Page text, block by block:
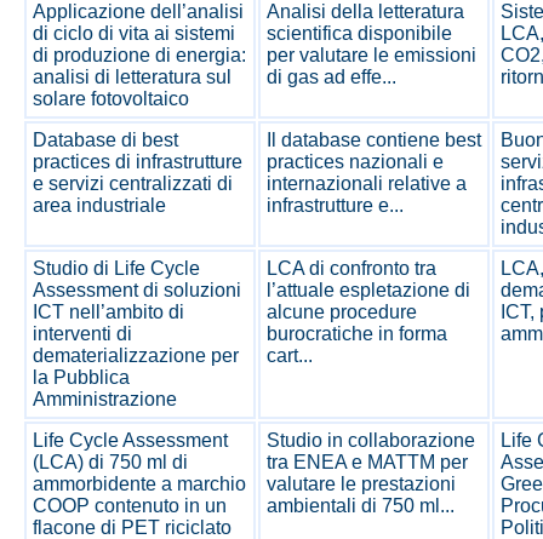
Applicazione dell’analisi
di ciclo di vita ai sistemi
di produzione di energia:
analisi di letteratura sul
solare fotovoltaico
Analisi della letteratura
scientifica disponibile
per valutare le emissioni
di gas ad effe...
Database di best
practices di infrastrutture
e servizi centralizzati di
area industriale
Il database contiene best
practices nazionali e
internazionali relative a
infrastrutture e...
Studio di Life Cycle
Assessment di soluzioni
ICT nell’ambito di
interventi di
dematerializzazione per
la Pubblica
Amministrazione
LCA di confronto tra
l’attuale espletazione di
alcune procedure
burocratiche in forma
cart...
LCA,
Life Cycle Assessment
(LCA) di 750 ml di
ammorbidente a marchio
COOP contenuto in un
flacone di PET riciclato
Studio in collaborazione
tra ENEA e MATTM per
valutare le prestazioni
ambientali di 750 ml...
Life